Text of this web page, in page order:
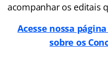
acompanhar os editais
Acesse nossa
sobre os